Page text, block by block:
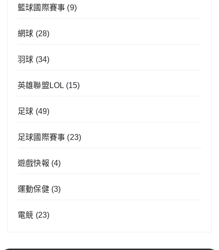
籃球國際賽事 (9)
網球 (28)
羽球 (34)
英雄聯盟LOL (15)
足球 (49)
足球國際賽事 (23)
遊戲快報 (4)
運動保健(3)
電競 (23)